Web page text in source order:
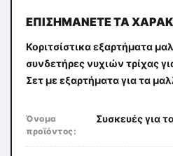
ΕΠΙΣΗΜΆΝΕΤΕ ΤΑ
Κοριτσίστικα εξαρτήματα
συνδετήρες νυχιών τρίχας
Σετ με εξαρτήματα για τα
Όνομα
προϊόντος:
Συσκευές για